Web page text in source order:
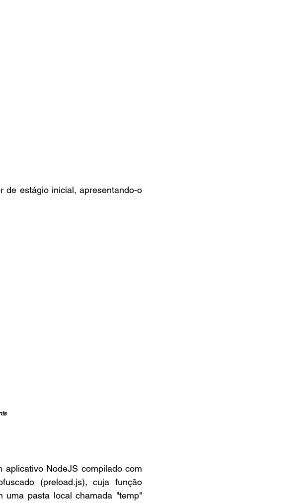
de estágio inicial, apresentando-o
aplicativo NodeJS compilado com
(preload.js), cuja função
uma pasta local chamada "temp"